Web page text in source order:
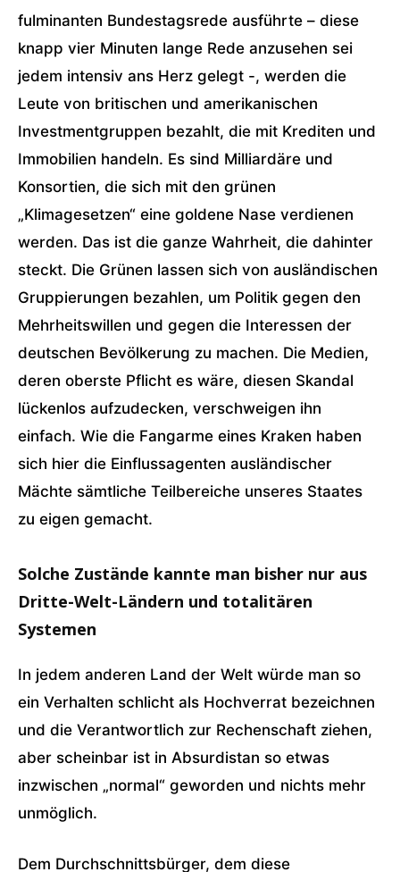
fulminanten Bundestagsrede ausführte – diese
knapp vier Minuten lange Rede anzusehen sei
jedem intensiv ans Herz gelegt -, werden die
Leute von britischen und amerikanischen
Investmentgruppen bezahlt, die mit Krediten und
Immobilien handeln. Es sind Milliardäre und
Konsortien, die sich mit den grünen
„Klimagesetzen“ eine goldene Nase verdienen
werden. Das ist die ganze Wahrheit, die dahinter
steckt. Die Grünen lassen sich von ausländischen
Gruppierungen bezahlen, um Politik gegen den
Mehrheitswillen und gegen die Interessen der
deutschen Bevölkerung zu machen. Die Medien,
deren oberste Pflicht es wäre, diesen Skandal
lückenlos aufzudecken, verschweigen ihn
einfach. Wie die Fangarme eines Kraken haben
sich hier die Einflussagenten ausländischer
Mächte sämtliche Teilbereiche unseres Staates
zu eigen gemacht.
Solche Zustände kannte man bisher nur aus
Dritte-Welt-Ländern und totalitären
Systemen
In jedem anderen Land der Welt würde man so
ein Verhalten schlicht als Hochverrat bezeichnen
und die Verantwortlich zur Rechenschaft ziehen,
aber scheinbar ist in Absurdistan so etwas
inzwischen „normal“ geworden und nichts mehr
unmöglich.
Dem Durchschnittsbürger, dem diese